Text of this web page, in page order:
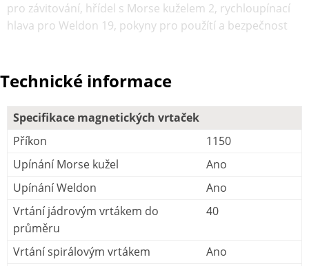
pro závitování, hřídel s Morse kuželem 2, rychloupínací
hlava pro Weldon 19, pokyny pro použítí a bezpečnost
Technické informace
Specifikace magnetických vrtaček
Příkon
1150
Upínání Morse kužel
Ano
Upínání Weldon
Ano
Vrtání jádrovým vrtákem do
průměru
40
Vrtání spirálovým vrtákem
Ano